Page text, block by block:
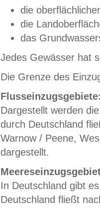
die
die
das
Jedes Gewässer hat
Die Grenze des
Dargestellt werden
durch Deutschland
Warnow / Peene,
dargestellt.
In Deutschland gibt
Deutschland fließt